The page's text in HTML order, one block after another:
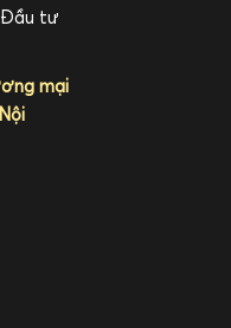
Đầu tư
mại